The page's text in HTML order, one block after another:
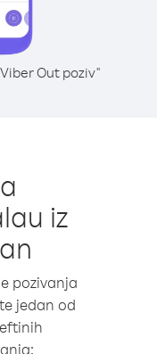
Out poziv"
iz
pozivanja
jedan od